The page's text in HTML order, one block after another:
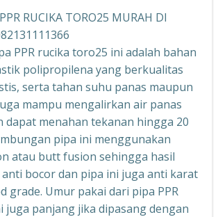
RUCIKA TORO25 MURAH DI
PPR rucika toro25 ini adalah bahan
polipropilena yang berkualitas
serta tahan suhu panas maupun
mampu mengalirkan air panas
menahan tekanan hingga 20
pipa ini menggunakan
atau butt fusion sehingga hasil
bocor dan pipa ini juga anti karat
grade. Umur pakai dari pipa PPR
juga panjang jika dipasang dengan